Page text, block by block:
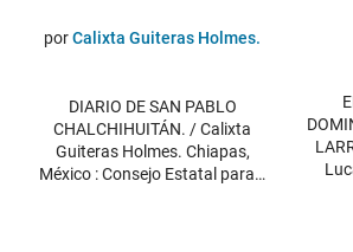
was:
is:
porCalixta Guiteras Holmes.
DIARIO DE SAN PABLO
CHALCHIHUITÁN. / Calixta
Guiteras Holmes. Chiapas,
México : Consejo Estatal para…